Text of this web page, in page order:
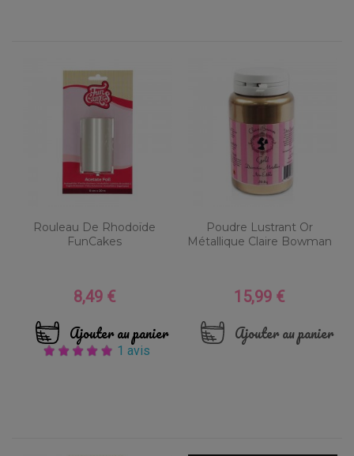
Rouleau De Rhodoïde
FunCakes
Prix
8,49 €
Ajouter au panier
1 avis
Poudre Lustrant Or
Métallique Claire Bowman
Prix
15,99 €
Ajouter au panier